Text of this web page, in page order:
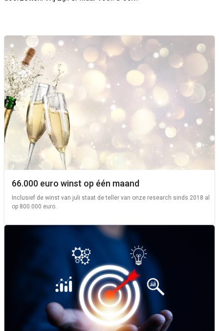
66.000 euro winst op één maand
Inclusief de winst van juli staat de teller van onze research sinds 2018 al
op 800.000 euro.